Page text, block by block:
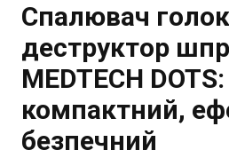
Спалювач голок
деструктор
MEDTECH DOTS:
компактний,
безпечний